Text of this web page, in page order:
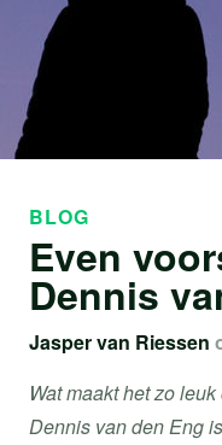
BLOG
Even
Dennis
Jasper van Riessen
Wat maakt het zo
Dennis van den Eng